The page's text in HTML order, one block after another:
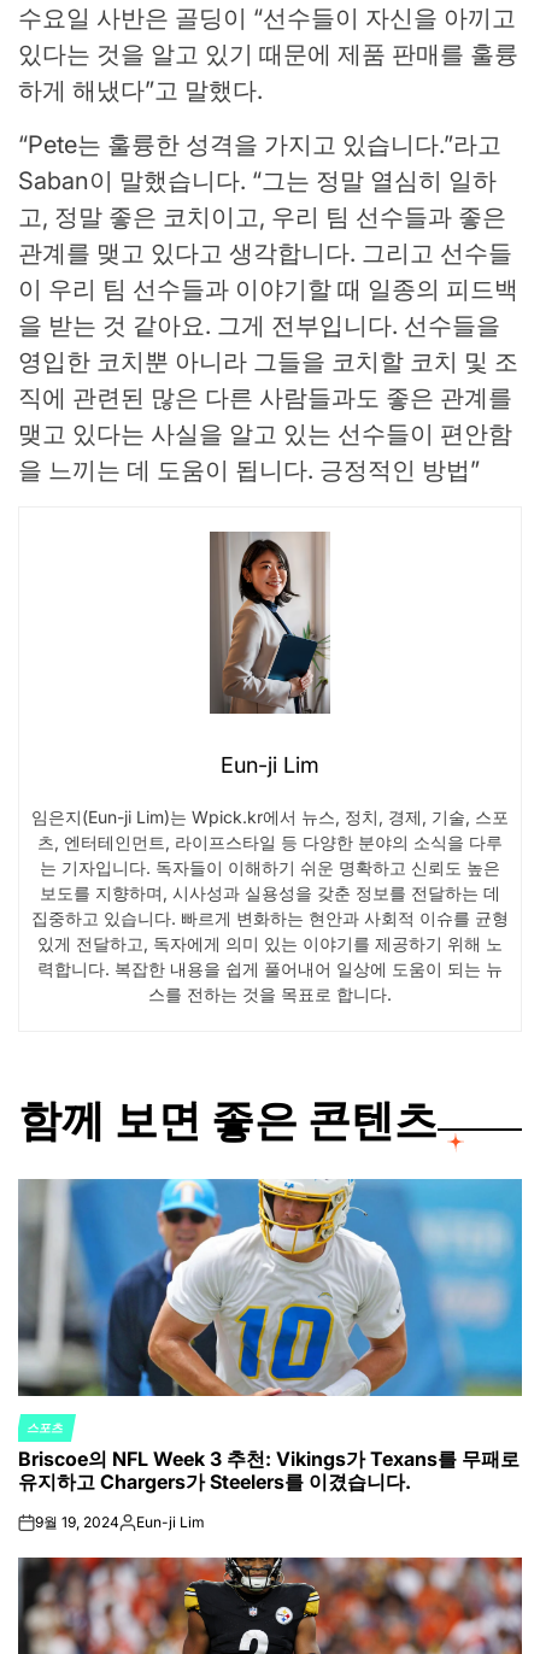
수요일 사반은 골딩이 “선수들이 자신을 아끼고
있다는 것을 알고 있기 때문에 제품 판매를 훌륭
하게 해냈다”고 말했다.
“Pete는 훌륭한 성격을 가지고 있습니다.”라고
Saban이 말했습니다. “그는 정말 열심히 일하
고, 정말 좋은 코치이고, 우리 팀 선수들과 좋은
관계를 맺고 있다고 생각합니다. 그리고 선수들
이 우리 팀 선수들과 이야기할 때 일종의 피드백
을 받는 것 같아요. 그게 전부입니다. 선수들을
영입한 코치뿐 아니라 그들을 코치할 코치 및 조
직에 관련된 많은 다른 사람들과도 좋은 관계를
맺고 있다는 사실을 알고 있는 선수들이 편안함
을 느끼는 데 도움이 됩니다. 긍정적인 방법”
Eun-ji Lim
임은지(Eun-ji Lim)는 Wpick.kr에서 뉴스, 정치, 경제, 기술, 스포
츠, 엔터테인먼트, 라이프스타일 등 다양한 분야의 소식을 다루
는 기자입니다. 독자들이 이해하기 쉬운 명확하고 신뢰도 높은
보도를 지향하며, 시사성과 실용성을 갖춘 정보를 전달하는 데
집중하고 있습니다. 빠르게 변화하는 현안과 사회적 이슈를 균형
있게 전달하고, 독자에게 의미 있는 이야기를 제공하기 위해 노
력합니다. 복잡한 내용을 쉽게 풀어내어 일상에 도움이 되는 뉴
스를 전하는 것을 목표로 합니다.
함께 보면 좋은 콘텐츠
POSTED
IN
스포츠
Briscoe의 NFL Week 3 추천: Vikings가 Texans를 무패로
유지하고 Chargers가 Steelers를 이겼습니다.
on9월 19, 2024Posted
Eun-ji Lim